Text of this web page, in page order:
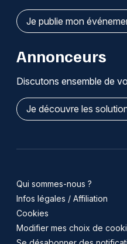
Je publie mon
Annonceurs
Discutons ensemble de
Je découvre les
Qui sommes-nous ?
Infos légales / Affiliation
Cookies
Modifier mes choix de